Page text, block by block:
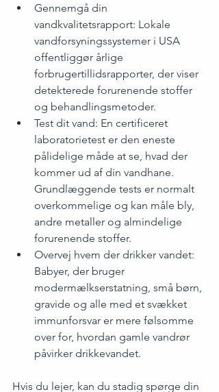
Gennemgå din
vandkvalitetsrapport: Lokale
vandforsyningssystemer i USA
offentliggør årlige
forbrugertillidsrapporter, der viser
detekterede forurenende stoffer
og behandlingsmetoder.
Test dit vand: En certificeret
laboratorietest er den eneste
pålidelige måde at se, hvad der
kommer ud af din vandhane.
Grundlæggende tests er normalt
overkommelige og kan måle bly,
andre metaller og almindelige
forurenende stoffer.
Overvej hvem der drikker vandet:
Babyer, der bruger
modermælkserstatning, små børn,
gravide og alle med et svækket
immunforsvar er mere følsomme
over for, hvordan gamle vandrør
påvirker drikkevandet.
Hvis du lejer, kan du stadig spørge din